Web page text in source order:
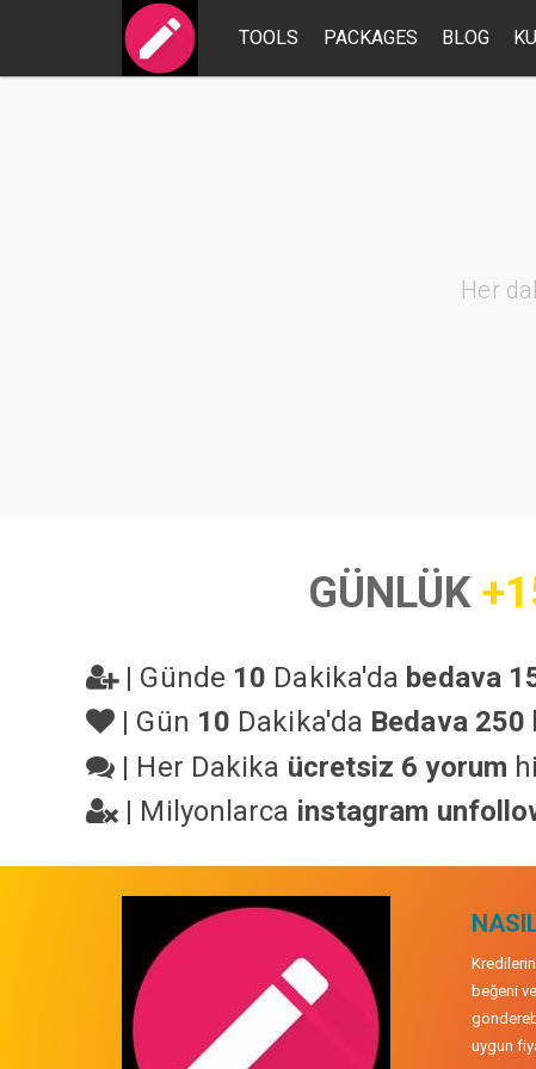
TOOLS PACKAGES BLOG
Her
GÜNLÜK
| Günde 10 Dakika'da bedava
| Gün 10 Dakika'da Bedava 250
| Her Dakika ücretsiz 6 yorum
| Milyonlarca instagram
beğeni
uygun